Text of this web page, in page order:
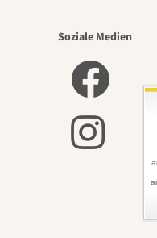
Soziale Medien